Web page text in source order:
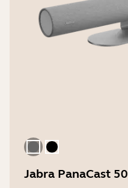
harmaaMusta
Jabra PanaCast 50